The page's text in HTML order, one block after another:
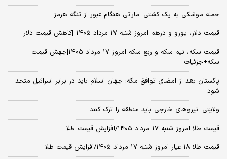
حمله موشکی به یک کشتی اماراتی هنگام عبور از تنگه هرمز
قیمت دلار، یورو و درهم امروز شنبه ۱۷ مرداد ۱۴۰۵ |کاهش قیمت دلار
قیمت سکه، نیم سکه و ربع سکه امروز ۱۷ مرداد ۱۴۰۵|جهش قیمت
سکه+جزئیات
پاکستان بعد از امضای توافق مکه: جهان اسلام باید در برابر اسرائیل متحد
شود
ولایتی: نیروهای خارجی باید منطقه را ترک کنند
قیمت طلا امروز شنبه ۱۷ مرداد ۱۴۰۵/افزایش قیمت طلا
قیمت طلا ۱۸ عیار امروز شنبه ۱۷ مرداد ۱۴۰۵/افزایش قیمت طلا